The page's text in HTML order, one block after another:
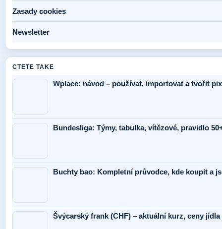
Zasady cookies
Newsletter
CTETE TAKE
Wplace: návod – používat, importovat a tvořit
Bundesliga: Týmy, tabulka, vítězové, pravidlo
Buchty bao: Kompletní průvodce, kde koupit a
Švýcarský frank (CHF) – aktuální kurz, ceny jídla